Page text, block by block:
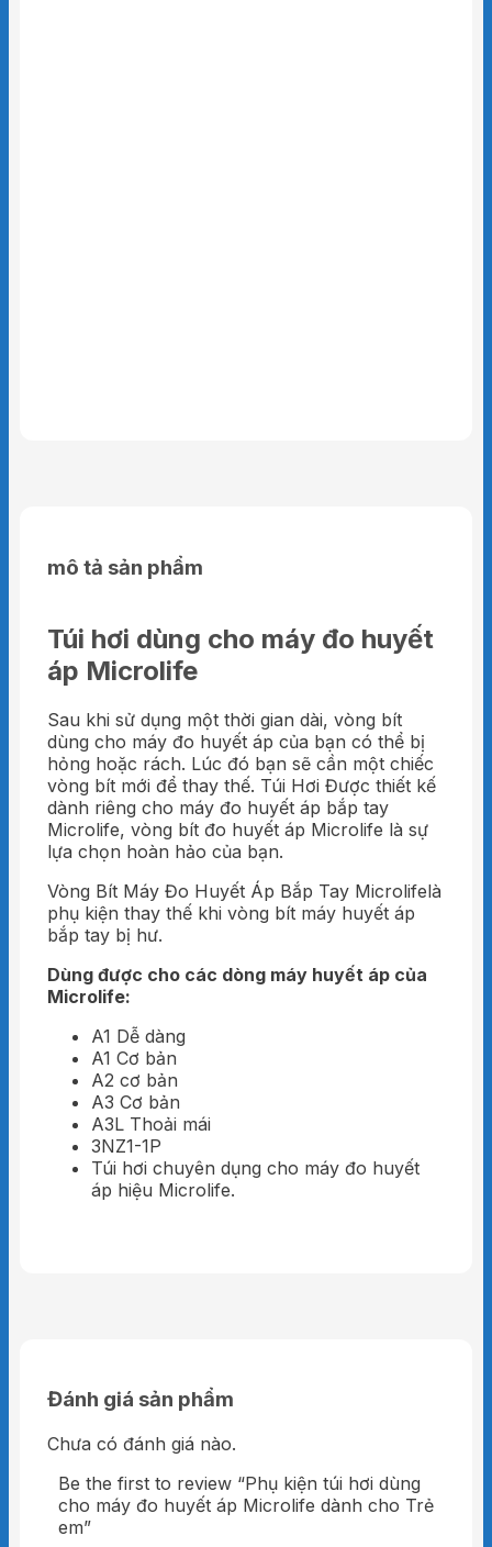
mô tả sản phẩm
Túi hơi dùng cho máy đo huyết
áp Microlife
Sau khi sử dụng một thời gian dài, vòng bít
dùng cho máy đo huyết áp của bạn có thể bị
hỏng hoặc rách. Lúc đó bạn sẽ cần một chiếc
vòng bít mới để thay thế. Túi Hơi Được thiết kế
dành riêng cho máy đo huyết áp bắp tay
Microlife, vòng bít đo huyết áp Microlife là sự
lựa chọn hoàn hảo của bạn.
Vòng Bít Máy Đo Huyết Áp Bắp Tay Microlifelà
phụ kiện thay thế khi vòng bít máy huyết áp
bắp tay bị hư.
Dùng được cho các dòng máy huyết áp của
Microlife:
A1 Dễ dàng
A1 Cơ bản
A2 cơ bản
A3 Cơ bản
A3L Thoải mái
3NZ1-1P
Túi hơi chuyên dụng cho máy đo huyết
áp hiệu Microlife.
Đánh giá sản phẩm
Chưa có đánh giá nào.
Be the first to review “Phụ kiện túi hơi dùng
cho máy đo huyết áp Microlife dành cho Trẻ
em”